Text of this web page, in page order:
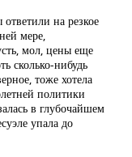
на резкое
мере,
мол, цены еще
сколько-нибудь
тоже хотела
политики
в глубочайшем
упала до